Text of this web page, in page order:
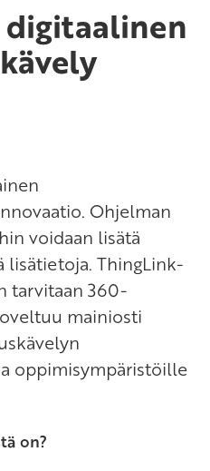
Ohjelman
voidaan lisätä
lisätietoja. ThingLink-
tarvitaan 360-
mainiosti
oppimisympäristöille
on?